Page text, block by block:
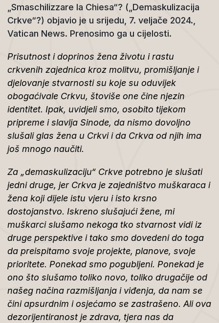
„Smaschilizzare la Chiesa“? („Demaskulizacija
Crkve“?) objavio je u srijedu, 7. veljače 2024.,
Vatican News. Prenosimo ga u cijelosti.
Prisutnost i doprinos žena životu i rastu
crkvenih zajednica kroz molitvu, promišljanje i
djelovanje stvarnosti su koje su oduvijek
obogaćivale Crkvu, štoviše one čine njezin
identitet. Ipak, uvidjeli smo, osobito tijekom
pripreme i slavlja Sinode, da nismo dovoljno
slušali glas žena u Crkvi i da Crkva od njih ima
još mnogo naučiti.
Za „demaskulizaciju“ Crkve potrebno je slušati
jedni druge, jer Crkva je zajedništvo muškaraca i
žena koji dijele istu vjeru i isto krsno
dostojanstvo. Iskreno slušajući žene, mi
muškarci slušamo nekoga tko stvarnost vidi iz
druge perspektive i tako smo dovedeni do toga
da preispitamo svoje projekte, planove, svoje
prioritete. Ponekad smo pogubljeni. Ponekad je
ono što slušamo toliko novo, toliko drugačije od
našeg načina razmišljanja i viđenja, da nam se
čini apsurdnim i osjećamo se zastrašeno. Ali ova
dezorijentiranost je zdrava, tjera nas da